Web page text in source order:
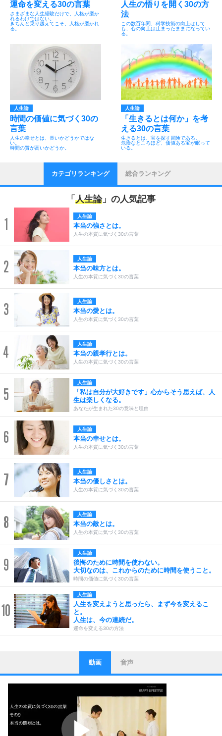
運命を変える30の言葉
さまざまな人生経験だけで、人格が磨か
れるわけではない。
きちんと乗り越えてこそ、人格が磨かれ
る。
人生の悟りを開く30の方
法
この数百年間、科学技術の向上はして
も、心の向上は止まったままになってい
る。
人生論
時間の価値に気づく30の
言葉
人生の幸せとは、長いかどうかではな
い。
時間の質が高いかどうか。
人生論
「生きるとは何か」を考
える30の言葉
生きるとは、宝を探す冒険である。
危険なところほど、価値ある宝が眠って
いる。
カテゴリランキング 総合ランキング
「 人生論」の人気記事
1 人生論
本当の強さとは。
人生の本質に気づく30の言葉
2 人生論
本当の味方とは。
人生の本質に気づく30の言葉
3 人生論
本当の愛とは。
人生の本質に気づく30の言葉
4 人生論
本当の親孝行とは。
人生の本質に気づく30の言葉
5
人生論
「私は自分が大好きです」心からそう思えば、人
生は楽しくなる。
あなたが生まれた30の意味と理由
6 人生論
本当の幸せとは。
人生の本質に気づく30の言葉
7 人生論
本当の優しさとは。
人生の本質に気づく30の言葉
8 人生論
本当の敵とは。
人生の本質に気づく30の言葉
9
人生論
後悔のために時間を使わない。
大切なのは、これからのために時間を使うこと。
時間の価値に気づく30の言葉
10
人生論
人生を変えようと思ったら、まず今を変えるこ
と。
人生は、今の連続だ。
運命を変える30の方法
1
ストレス対策
他人と比べない。
いっそのこと、他人を見ない。
いらいらしない人になる30の方法
プラス思考
ポジティブになれない原因は、行動しないから。
ポジティブ思考になる30の方法
動画 音声